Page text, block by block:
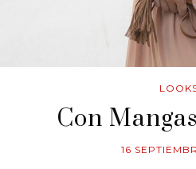
Con
16